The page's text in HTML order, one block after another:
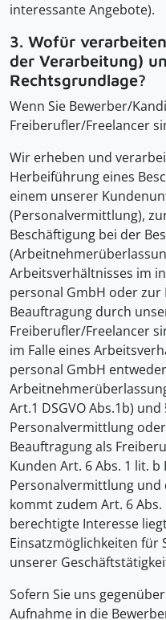
interessante Angebote).
3. Wofür
der Verarbeitung)
Rechtsgrundlage?
Wenn Sie Bewerber/
Freiberufler/Freelancer
Wir erheben und
Herbeiführung eines
einem unserer
(Personalvermittlung),
Beschäftigung bei der
Arbeitsverhältnisses im
personal GmbH oder
Beauftragung durch
Freiberufler/Freelancer
im Falle eines
personal GmbH
Art.1 DSGVO Abs.1b) und
Personalvermittlung
Beauftragung als
Kunden Art. 6 Abs. 1 lit. b
Personalvermittlung
kommt zudem Art. 6 Abs.
berechtigte Interesse
Einsatzmöglichkeiten für
unserer
Sofern Sie uns
Aufnahme in die